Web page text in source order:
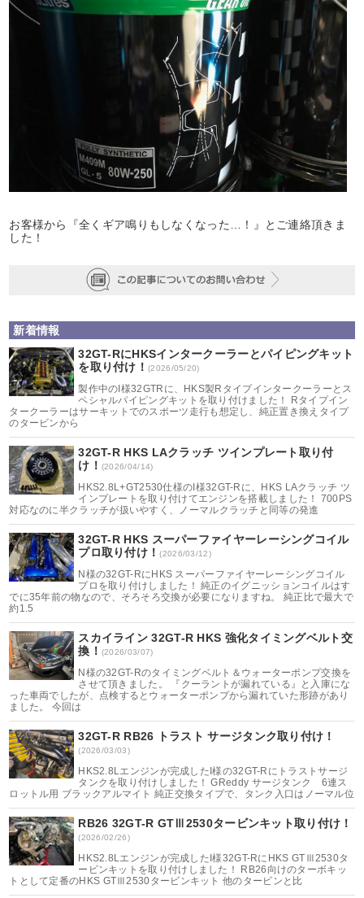
お客様から『全くギア鳴りもしなくなった…！』とご連絡頂きま
した！
新着情報
32GT-RにHKSインタークーラーとパイピングキット
を取り付け！(2026/05/20)
製作中のI様32GTRに、HKS製Rタイプインタークーラーとス
ペシャルパイピングキットを取り付けました！ Rタイプイン
タークーラーはサーキットでのスポーツ走行も想定し、純正置き換えタイプ
のタービンから
32GT-R HKS LAクラッチ ツインプレート取り付
け！ (2026/04/14)
HKS2.8L+GT2530仕様のI様32GT-Rに、HKS LAクラッチ ツ
インプレートを取り付けてエンジンを搭載しました！ 700PS
対応なのに半クラッチが扱いやすく、ノーマルクラッチと同等の発進
32GT-R HKS スーパーファイヤーレーシングコイル
プロ取り付け！(2026/03/12)
N様の32GT-RにHKS スーパーファイヤーレーシングコイル
プロを取り付けしました！ 純正のイグニッションコイルはす
でに35年前の物なので、そろそろ交換が必要になりますね。 純正比で最大で
約1.5
スカイライン 32GT-R HKS 強化タイミングベルト交
換！ (2026/03/07)
N様の32GT-Rのタイミングベルト＆ウォーターポンプ交換を
させて頂きました。 『クーラントが漏れている』と入庫にな
った車両でしたが、点検するとウォーターポンプから漏れていた形跡があり
ました。 今回は
32GT-R RB26 トラスト サージタンク取り付け！
(2026/03/03)
HKS2.8Lエンジンが完成したI様の32GT-Rにトラストサージ
タンクを取り付けしました！ GReddy サージタンク 6連ス
ロットル用 ブラックアルマイト 純正交換タイプで、タンク入口はノーマル位
RB26 32GT-R GTⅢ2530タービンキット取り付け！
(2026/02/26)
HKS2.8Lエンジンが完成したI様32GT-RにHKS GTⅢ2530タ
ービンキットを取り付けしました！ RB26向けのターボキッ
トとして定番のHKS GTⅢ2530タービンキット 他のタービンと比